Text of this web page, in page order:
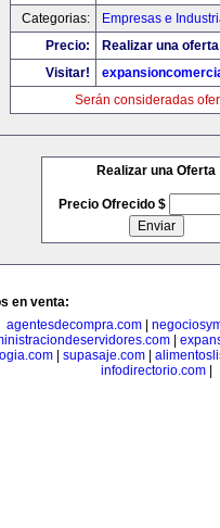
Categorias:
Empresas e
Precio:
Realizar una
Visitar!
Serán consideradas
Realizar una Oferta
Precio Ofrecido $
en venta:
agentesdecompra.com|
supasaje.com
infodirectorio.com|